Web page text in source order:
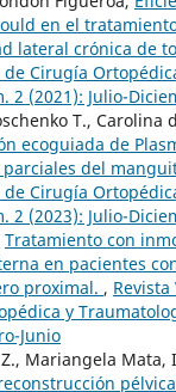
en el
lateral crónica de
de Cirugía
2 (2021): Julio-
T., Carolina
ecoguiada de
del
de Cirugía
2 (2023): Julio-
Tratamiento con
en pacientes
proximal. ,
y
Junio
Mariangela Mata,